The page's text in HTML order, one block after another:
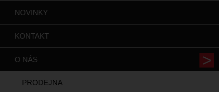
NOVINKY
KONTAKT
O NÁS
PRODEJNA